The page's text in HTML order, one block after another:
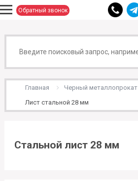
Обратный звонок
Главная Черный металлопрокат
Лист стальной 28 мм
Стальной лист 28 мм